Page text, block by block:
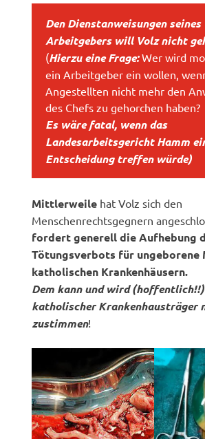
Den Dienstanweisungen seines
Arbeitgebers will Volz nicht
(Hierzu eine Frage:Wer wird
ein Arbeitgeber ein wollen,
Angestellten nicht mehr den
des Chefs zu gehorchen haben?
Es wäre fatal, wenn das
Landesarbeitsgericht Hamm
Entscheidung treffen würde)
Mittlerweile hat Volz sich den
Menschenrechtsgegnern
fordert generell die Aufhebung
Tötungsverbots für ungeborene
katholischen Krankenhäusern.
Dem kann und wird
katholischer Krankenhausträger
zustimmen!